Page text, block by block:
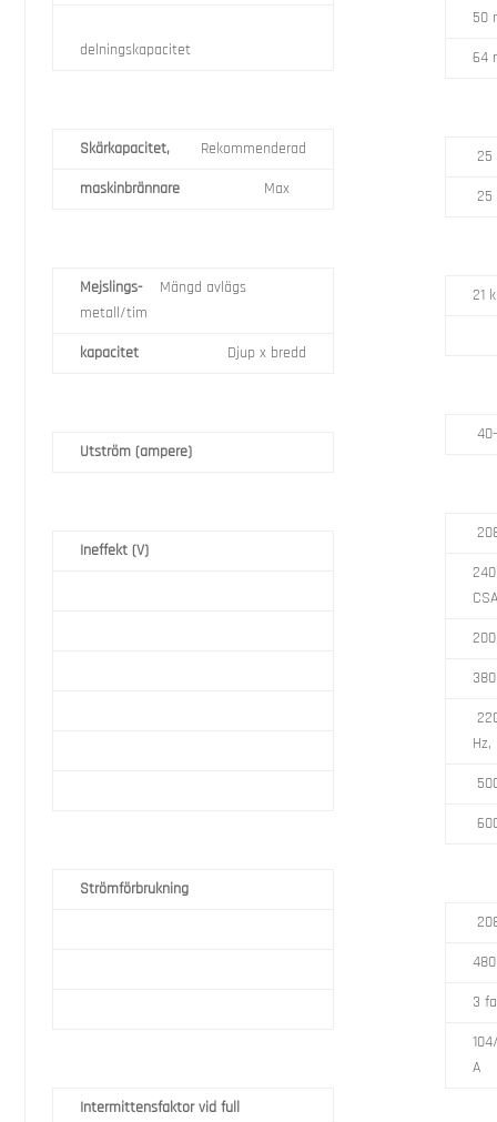
delningskapacitet
Skärkapacitet,
Rekommenderad
maskinbrännare
Max
Mejslings-
Mängd avlägs
metall/tim
kapacitet
Djup x bredd
Utström (ampere)
Ineffekt (V)
Strömförbrukning
Intermittensfaktor vid full
50
64
25
25
21
Hz,
3
A